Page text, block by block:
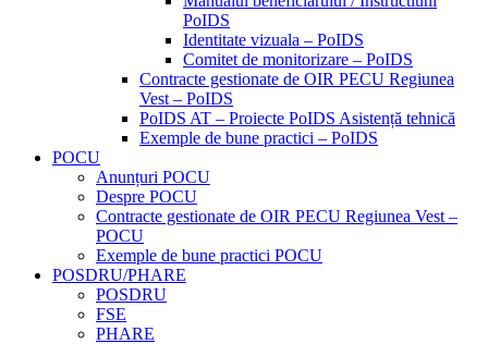
PoIDS
Identitate vizuala – PoIDS
Comitet de monitorizare – PoIDS
Contracte gestionate de OIR PECU Regiunea
Vest – PoIDS
PoIDS AT – Proiecte PoIDS Asistență tehnică
Exemple de bune practici – PoIDS
POCU
Anunțuri POCU
Despre POCU
Contracte gestionate de OIR PECU Regiunea Vest –
POCU
Exemple de bune practici POCU
POSDRU/PHARE
POSDRU
FSE
PHARE